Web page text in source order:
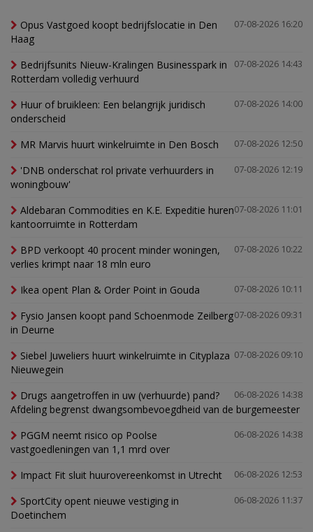
07-08-2026 16:20
Opus Vastgoed koopt bedrijfslocatie in Den
Haag
07-08-2026 14:43
Bedrijfsunits Nieuw-Kralingen Businesspark in
Rotterdam volledig verhuurd
07-08-2026 14:00
Huur of bruikleen: Een belangrijk juridisch
onderscheid
07-08-2026 12:50
MR Marvis huurt winkelruimte in Den Bosch
07-08-2026 12:19
'DNB onderschat rol private verhuurders in
woningbouw'
07-08-2026 11:01
Aldebaran Commodities en K.E. Expeditie huren
kantoorruimte in Rotterdam
07-08-2026 10:22
BPD verkoopt 40 procent minder woningen,
verlies krimpt naar 18 mln euro
07-08-2026 10:11
Ikea opent Plan & Order Point in Gouda
07-08-2026 09:31
Fysio Jansen koopt pand Schoenmode Zeilberg
in Deurne
07-08-2026 09:10
Siebel Juweliers huurt winkelruimte in Cityplaza
Nieuwegein
06-08-2026 14:38
Drugs aangetroffen in uw (verhuurde) pand?
Afdeling begrenst dwangsombevoegdheid van de burgemeester
06-08-2026 14:38
PGGM neemt risico op Poolse
vastgoedleningen van 1,1 mrd over
06-08-2026 12:53
Impact Fit sluit huurovereenkomst in Utrecht
06-08-2026 11:37
SportCity opent nieuwe vestiging in
Doetinchem